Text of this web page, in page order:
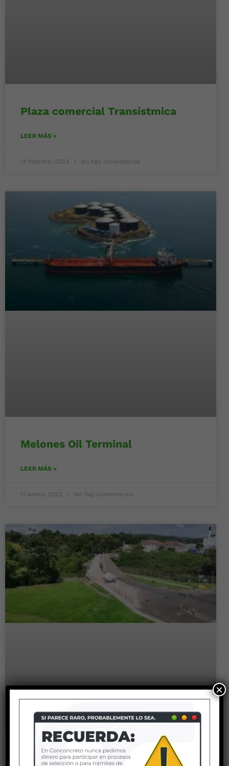
Plaza comercial Transístmica
LEER MÁS »
14 febrero, 2023 No hay comentarios
Melones Oil Terminal
LEER MÁS »
11 enero, 2023 No hay comentarios
Puente Miraflores
×